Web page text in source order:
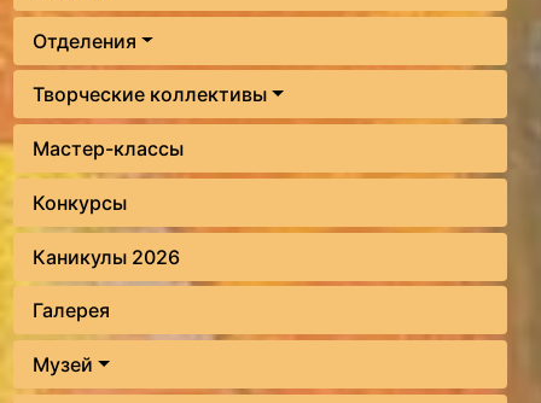
Отделения
Творческие коллективы
Мастер-классы
Конкурсы
Каникулы 2026
Галерея
Музей